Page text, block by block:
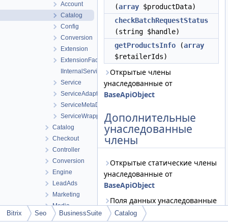
Account
Catalog
Config
Conversion
Extension
ExtensionFacade
IInternalService
Service
ServiceAdapter
ServiceMetaData
ServiceWrapper
Catalog
Checkout
Controller
Conversion
Engine
LeadAds
Marketing
Media
Retargeting
(array $productData)
checkBatchRequestStatus
(string $handle)
getProductsInfo (array
$retailerIds)
Открытые члены
унаследованные от
BaseApiObject
Дополнительные
унаследованные
члены
Открытые статические члены
унаследованные от
BaseApiObject
Поля данных унаследованные
от BaseApiObject
Bitrix Seo BusinessSuite Catalog